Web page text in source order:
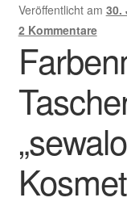
Freebooks
Shop
Nähtipps
Kontakt
Mein-Konto
Veröffentlicht am 30.
2 Kommentare